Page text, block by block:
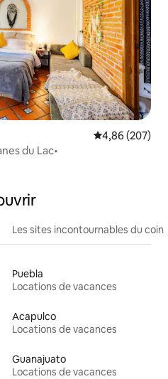
Note
4,86 (207)
du Lac•
Les sites incontournables du coin
Puebla
Locations de vacances
Acapulco
Locations de vacances
Guanajuato
Locations de vacances